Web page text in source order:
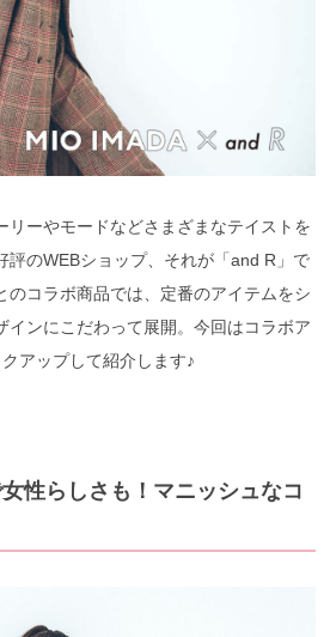
リーやモードなどさまざまなテイストを
評のWEBショップ、それが「and R」で
のコラボ商品では、定番のアイテムをシ
インにこだわって展開。今回はコラボア
アップして紹介します♪
性らしさも！マニッシュなコ